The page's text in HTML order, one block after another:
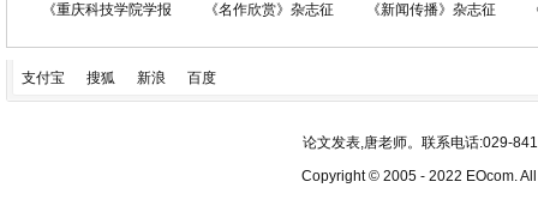
《重庆科技学院学报 《名作欣赏》杂志征 《新闻传播》杂志征
支付宝 搜狐 新浪 百度
论文发表,唐老师。联系电话:029-
Copyright © 2005 - 2022 EOcom.